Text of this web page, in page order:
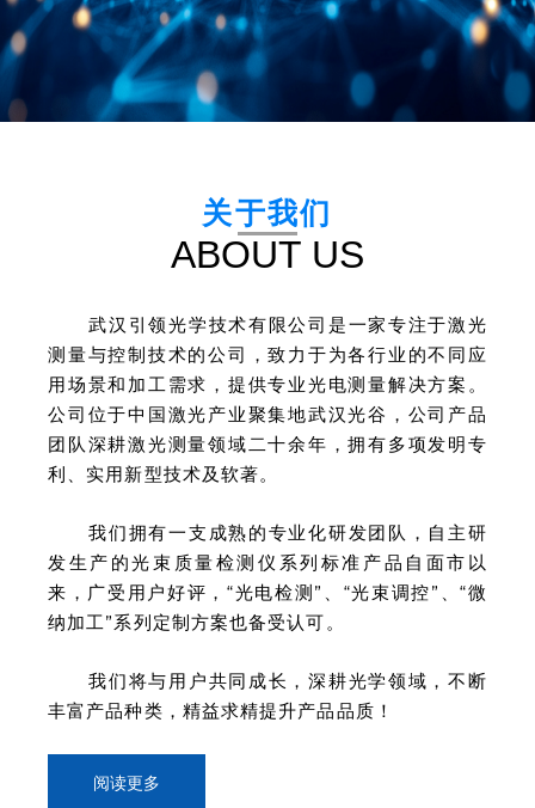
关于我们
ABOUT US
武汉引领光学技术有限公司是一家专注于激光
测量与控制技术的公司，致力于为各行业的不同应
用场景和加工需求，提供专业光电测量解决方案。
公司位于中国激光产业聚集地武汉光谷，公司产品
团队深耕激光测量领域二十余年，拥有多项发明专
利、实用新型技术及软著。
我们拥有一支成熟的专业化研发团队，自主研
发生产的光束质量检测仪系列标准产品自面市以
来，广受用户好评，“光电检测”、“光束调控”、“微
纳加工”系列定制方案也备受认可。
我们将与用户共同成长，深耕光学领域，不断
丰富产品种类，精益求精提升产品品质！
阅读更多